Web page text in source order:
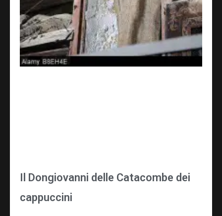
Il Dongiovanni delle Catacombe dei
cappuccini